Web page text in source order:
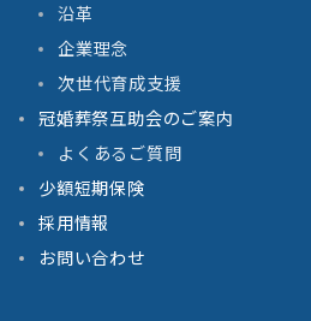
沿革
企業理念
次世代育成支援
冠婚葬祭互助会のご案内
よくあるご質問
少額短期保険
採用情報
お問い合わせ